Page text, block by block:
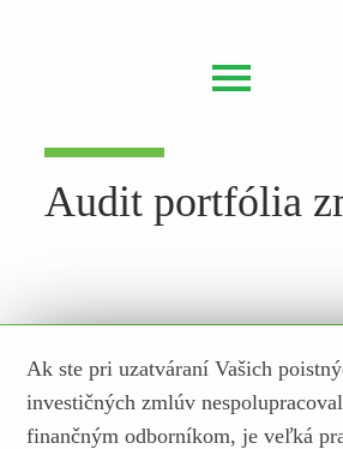
Audit portfólia
Ak ste pri uzatváraní Vašich
investičných zmlúv
finančným odborníkom, je veľká